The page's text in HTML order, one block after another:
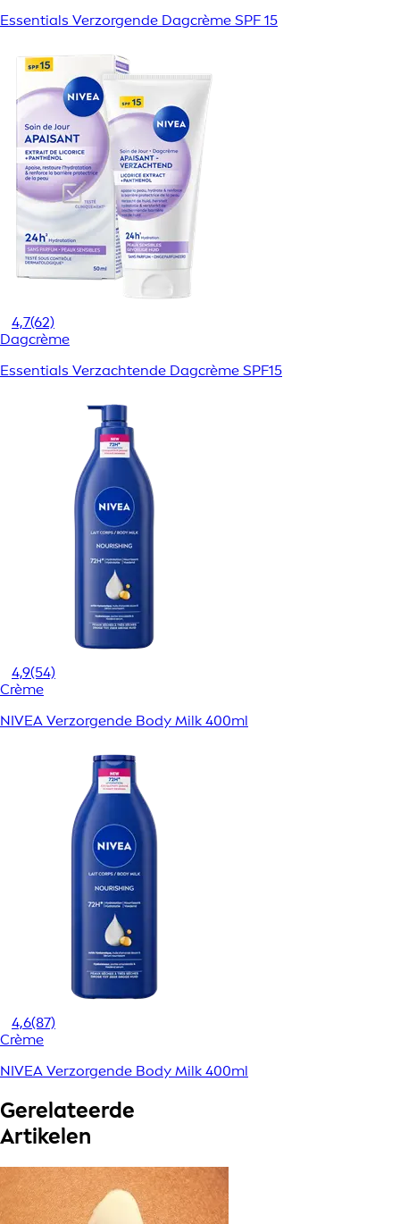
Essentials Verzorgende Dagcrème SPF 15
4,7(62)
Dagcrème
Essentials Verzachtende Dagcrème SPF15
4,9(54)
Crème
NIVEA Verzorgende Body Milk 400ml
4,6(87)
Crème
NIVEA Verzorgende Body Milk 400ml
Gerelateerde
Artikelen